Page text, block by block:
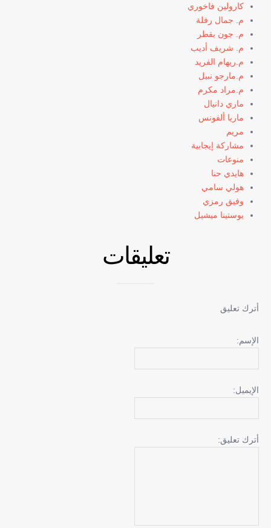
كارولين فاخوري
م. جمال رفلة
م. جون بقطر
م. شريف أديب
م.ريهام الفريد
م.مارجو نبيل
م.مراد مكرم
ماري دانيال
ماريا ألفونس
مريم
مشاركة إيجابية
منوعات
هايدي حنا
هولي سامي
وفيق رمزي
يوستينا ميشيل
تعليقات
أترك تعليق
الإسم:
الإيميل:
أترك تعليق: